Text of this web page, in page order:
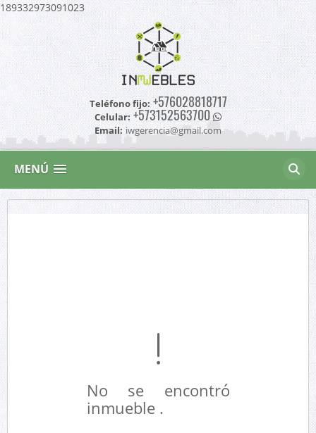
189332973091023
Teléfono fijo: +576028818717
Celular: +573152563700
Email: iwgerencia@gmail.com
MENÚ
No se encontró
inmueble .